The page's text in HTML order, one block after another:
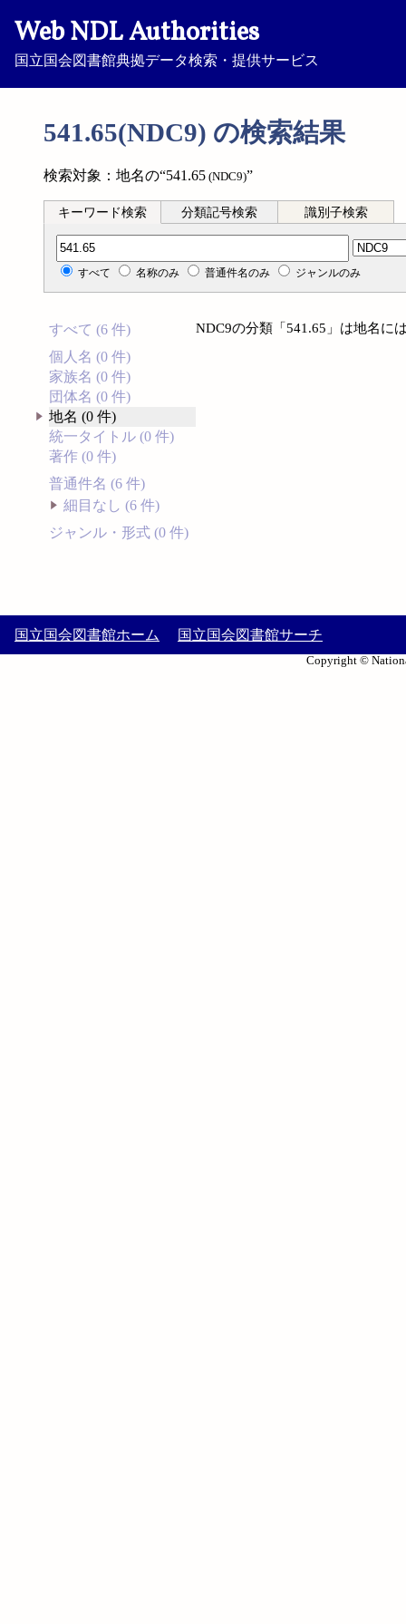
Web NDL Authorities
国立国会図書館典拠データ検索・提供サービス
541.65(NDC9) の検索結果
検索対象：地名の“541.65 (NDC9)”
キーワード検索 分類記号検索 識別子検索
分類記号検索
すべて 名称のみ 普通件名のみ ジャンルのみ
すべて (6 件)
個人名 (0 件)
家族名 (0 件)
団体名 (0 件)
地名 (0 件)
統一タイトル (0 件)
著作 (0 件)
普通件名 (6 件)
細目なし (6 件)
ジャンル・形式 (0 件)
NDC9の分類「541.65」は地名に
国立国会図書館ホーム 国立国会図書館サーチ
Copyright ©